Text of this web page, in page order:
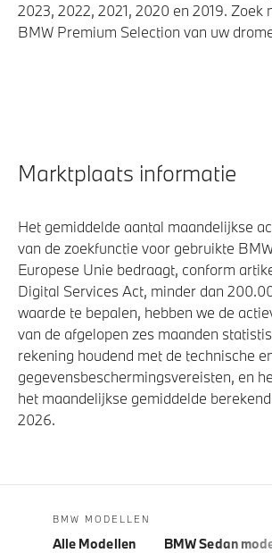
2023, 2022, 2021, 2020 en 2019. Zoek
BMW Premium Selection van uw
Marktplaats informatie
Het gemiddelde aantal maandelijkse
van de zoekfunctie voor gebruikte
Europese Unie bedraagt, conform
Digital Services Act, minder dan
waarde te bepalen, hebben we de
van de afgelopen zes maanden
rekening houdend met de technische
gegevensbeschermingsvereisten, en
het maandelijkse gemiddelde
2026.
BMW MODELLEN
Alle Modellen BMW Sedan